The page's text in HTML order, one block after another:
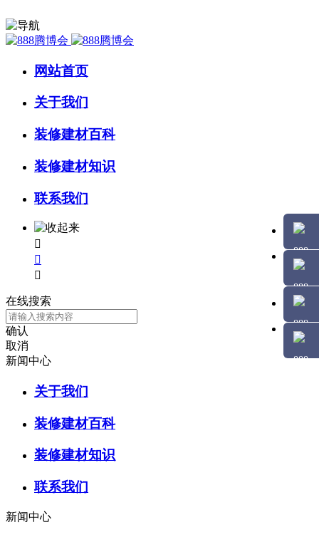
网站首页
关于我们
装修建材百科
装修建材知识
联系我们



在线搜索
确认
取消
新闻中心
关于我们
装修建材百科
装修建材知识
联系我们
新闻中心